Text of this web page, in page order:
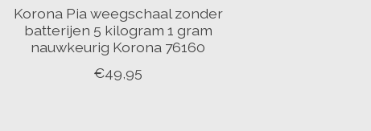
Korona Pia weegschaal zonder
batterijen 5 kilogram 1 gram
nauwkeurig Korona 76160
€49,95